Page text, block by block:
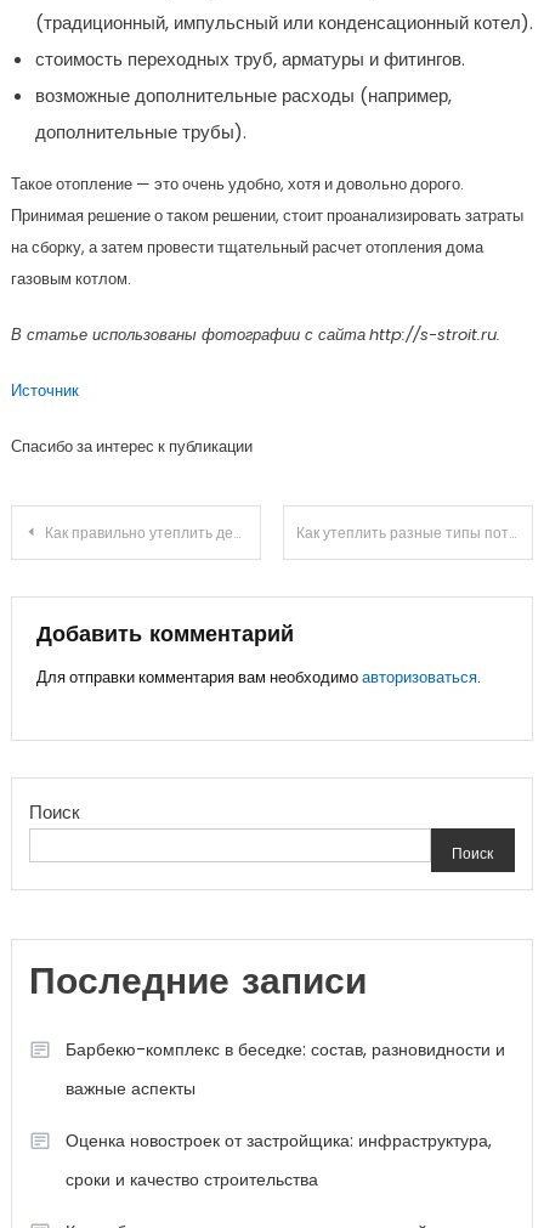
(традиционный, импульсный или конденсационный котел).
стоимость переходных труб, арматуры и фитингов.
возможные дополнительные расходы (например,
дополнительные трубы).
Такое отопление — это очень удобно, хотя и довольно дорого.
Принимая решение о таком решении, стоит проанализировать затраты
на сборку, а затем провести тщательный расчет отопления дома
газовым котлом.
В статье использованы фотографии с сайтаhttp://s-stroit.ru.
Источник
Спасибо за интерес к публикации
Навигация
по
записям
Как правильно утеплить деревянный дом Как утеплить разные типы потолков?
Добавить комментарий
Для отправки комментария вам необходимоавторизоваться.
Поиск
Поиск
Последние записи
Барбекю-комплекс в беседке: состав, разновидности и
важные аспекты
Оценка новостроек от застройщика: инфраструктура,
сроки и качество строительства